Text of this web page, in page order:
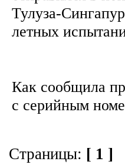
Тулуза-
летных
Как сообщила
с серийным
Страницы: [ 1 ]